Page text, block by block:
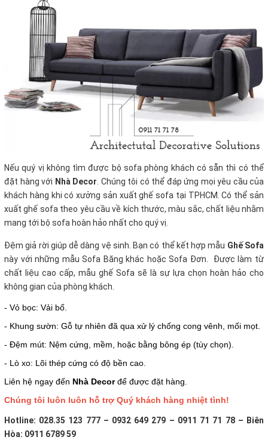
Nếu quý vị không tìm được bộ sofa phòng khách có sẵn thì có thể
đặt hàng với Nhà Decor . Chúng tôi có thể đáp ứng mọi yêu cầu của
khách hàng khi có xưởng sản xuất ghế sofa tại TPHCM. Có thể sản
xuất ghế sofa theo yêu cầu về kích thước, màu sắc, chất liệu nhằm
mang tới bộ sofa hoàn hảo nhất cho quý vị.
Đệm giả rời giúp dễ dàng vệ sinh. Bạn có thể kết hợp mẫu Ghế Sofa
này với những mẫu Sofa Băng khác hoặc Sofa Đơn. Được làm từ
chất liệu cao cấp, mẫu ghế Sofa sẽ là sự lựa chọn hoàn hảo cho
không gian của phòng khách.
- Vỏ bọc: Vải bố.
- Khung sườn: Gỗ tự nhiên đã qua xử lý chống cong vênh, mối mọt.
- Đệm mút: Nệm cứng, mềm, hoặc bằng bông ép (tùy chọn).
- Lò xo: Lõi thép cứng có độ bền cao.
Liên hệ ngay đến Nhà Decorđể được đặt hàng.
Chúng tôi luôn luôn hỗ trợ Quý khách hàng nhiệt tình!
Hotline: 028.35 123 777 – 0932 649 279 – 0911 71 71 78 – Biên
Hòa: 0911 6789 59